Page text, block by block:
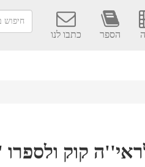
הספר כתבו לנו
קוק